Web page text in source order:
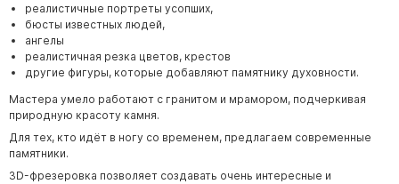
реалистичные портреты усопших,
бюсты известных людей,
ангелы
реалистичная резка цветов, крестов
другие фигуры, которые добавляют памятнику духовности.
Мастера умело работают с гранитом и мрамором, подчеркивая
природную красоту камня.
Для тех, кто идёт в ногу со временем, предлагаем современные
памятники.
3D-фрезеровка позволяет создавать очень интересные и